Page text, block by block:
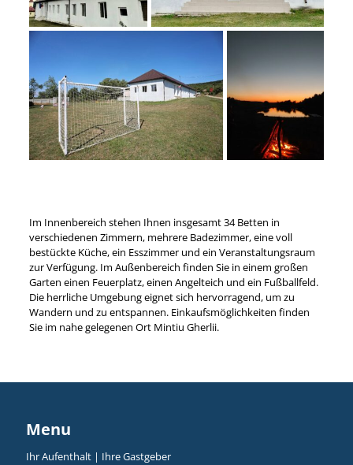
Im Innenbereich stehen Ihnen insgesamt 34 Betten in
verschiedenen Zimmern, mehrere Badezimmer, eine voll
bestückte Küche, ein Esszimmer und ein Veranstaltungsraum
zur Verfügung. Im Außenbereich finden Sie in einem großen
Garten einen Feuerplatz, einen Angelteich und ein Fußballfeld.
Die herrliche Umgebung eignet sich hervorragend, um zu
Wandern und zu entspannen. Einkaufsmöglichkeiten finden
Sie im nahe gelegenen Ort Mintiu Gherlii.
Menu
Ihr Aufenthalt | Ihre Gastgeber